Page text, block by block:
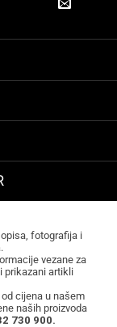
fotografija i
vezane za
prikazani artikli
cijena u našem
naših proizvoda
730 900.